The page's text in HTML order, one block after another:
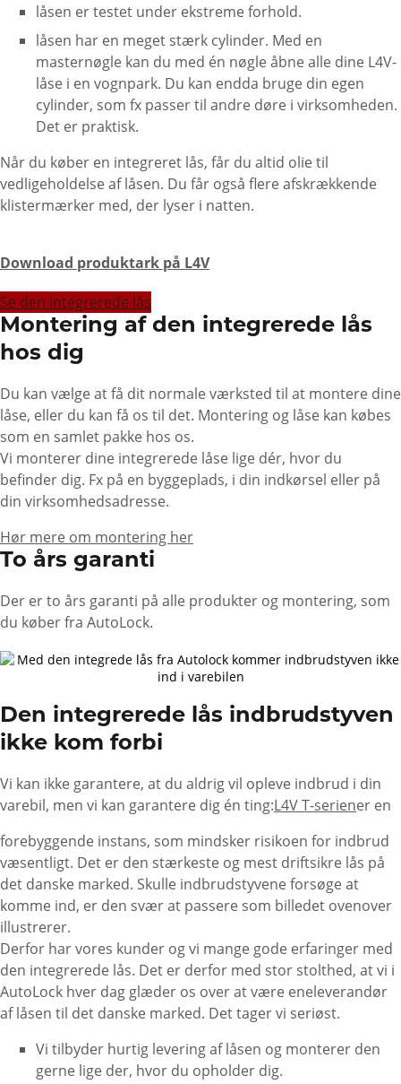
låsen er testet under ekstreme forhold.
låsen har en meget stærk cylinder. Med en
masternøgle kan du med én nøgle åbne alle dine L4V-
låse i en vognpark. Du kan endda bruge din egen
cylinder, som fx passer til andre døre i virksomheden.
Det er praktisk.
Når du køber en integreret lås, får du altid olie til
vedligeholdelse af låsen. Du får også flere afskrækkende
klistermærker med, der lyser i natten.
Download produktark på L4V
Se den integrerede lås
Montering af den integrerede lås
hos dig
Du kan vælge at få dit normale værksted til at montere dine
låse, eller du kan få os til det. Montering og låse kan købes
som en samlet pakke hos os.
Vi monterer dine integrerede låse lige dér, hvor du
befinder dig. Fx på en byggeplads, i din indkørsel eller på
din virksomhedsadresse.
Hør mere om montering her
To års garanti
Der er to års garanti på alle produkter og montering, som
du køber fra AutoLock.
Den integrerede lås indbrudstyven
ikke kom forbi
Vi kan ikke garantere, at du aldrig vil opleve indbrud i din
varebil, men vi kan garantere dig én ting:L4V T-seriener en
forebyggende instans, som mindsker risikoen for indbrud
væsentligt. Det er den stærkeste og mest driftsikre lås på
det danske marked. Skulle indbrudstyvene forsøge at
komme ind, er den svær at passere som billedet ovenover
illustrerer.
Derfor har vores kunder og vi mange gode erfaringer med
den integrerede lås. Det er derfor med stor stolthed, at vi i
AutoLock hver dag glæder os over at være eneleverandør
af låsen til det danske marked. Det tager vi seriøst.
Vi tilbyder hurtig levering af låsen og monterer den
gerne lige der, hvor du opholder dig.